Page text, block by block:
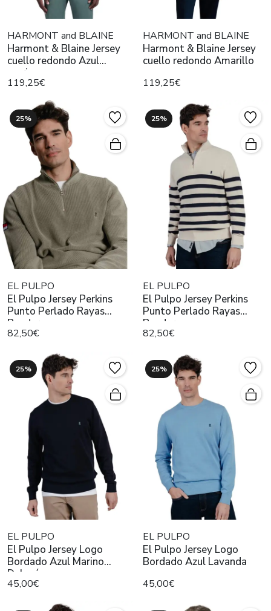
HARMONT and BLAINE
Harmont & Blaine Jersey
cuello redondo Azul
marino
119,25€
HARMONT and BLAINE
Harmont & Blaine Jersey
cuello redondo Amarillo
119,25€
25%
EL PULPO
El Pulpo Jersey Perkins
Punto Perlado Rayas
Bander
82,50€
25%
EL PULPO
El Pulpo Jersey Perkins
Punto Perlado Rayas
Bander
82,50€
25%
EL PULPO
El Pulpo Jersey Logo
Bordado Azul Marino
Delavé
45,00€
25%
EL PULPO
El Pulpo Jersey Logo
Bordado Azul Lavanda
45,00€